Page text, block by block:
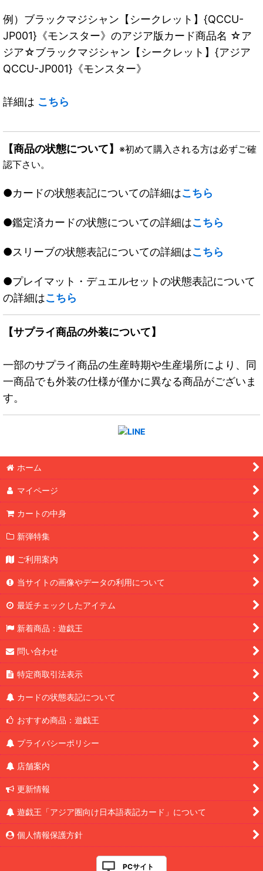
例）ブラックマジシャン【シークレット】{QCCU-
JP001}《モンスター》のアジア版カード商品名 ☆ア
ジア☆ブラックマジシャン【シークレット】{アジア
QCCU-JP001}《モンスター》
詳細は こちら
【商品の状態について】 ※初めて購入される方は必ずご確
認下さい。
●カードの状態表記についての詳細はこちら
●鑑定済カードの状態についての詳細はこちら
●スリーブの状態表記についての詳細はこちら
●プレイマット・デュエルセットの状態表記について
の詳細はこちら
【サプライ商品の外装について】
一部のサプライ商品の生産時期や生産場所により、同
一商品でも外装の仕様が僅かに異なる商品がございま
す。
ホーム
マイページ
カートの中身
新弾特集
ご利用案内
当サイトの画像やデータの利用について
最近チェックしたアイテム
新着商品：遊戯王
問い合わせ
特定商取引法表示
カードの状態表記について
おすすめ商品：遊戯王
プライバシーポリシー
店舗案内
更新情報
遊戯王「アジア圏向け日本語表記カード」について
個人情報保護方針
PCサイト